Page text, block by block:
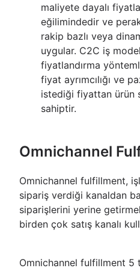
maliyete dayalı
eğilimindedir ve
rakip bazlı veya
uygular. C2C iş
fiyatlandırma
fiyat ayrımcılığı ve
istediği fiyattan ürün
sahiptir.
Omnichannel
Omnichannel fulfillment,
sipariş verdiği kanaldan
siparişlerini yerine
birden çok satış kanalı
Omnichannel fulfillment 5